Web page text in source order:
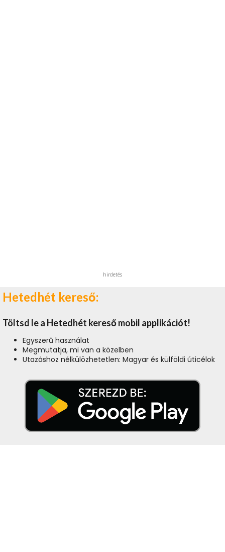
hirdetés
Hetedhét kereső:
Töltsd le a Hetedhét kereső mobil applikációt!
Egyszerű használat
Megmutatja, mi van a közelben
Utazáshoz nélkülözhetetlen: Magyar és külföldi úticélok